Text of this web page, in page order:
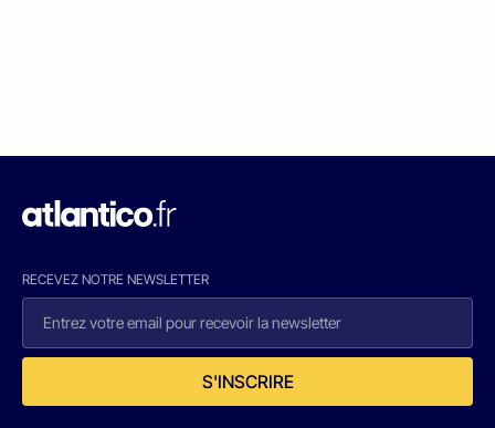
RECEVEZ NOTRE NEWSLETTER
S'INSCRIRE